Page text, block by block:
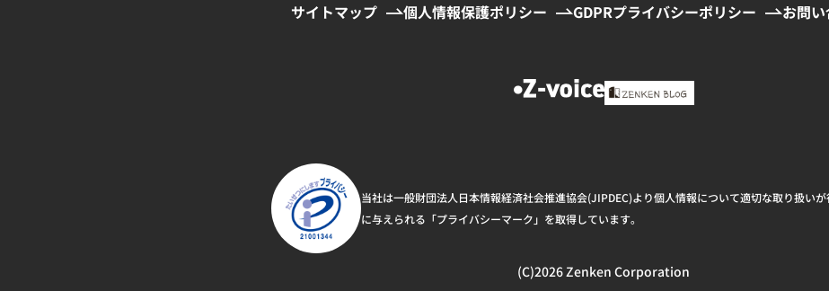
サイトマップ 個人情報保護ポリシー GDPRプライバシーポリシー お問
当社は一般財団法人日本情報経済社会推進協会(JIPDEC)より個人情報について適切な取り扱い
に与えられる「プライバシーマーク」を取得しています。
(C)2026 Zenken Corporation